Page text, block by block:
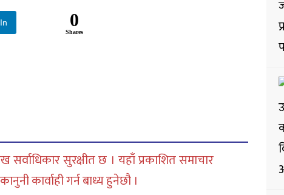
0
Shares
सुरक्षीत छ । यहाँ प्रकाशित समाचार
कार्वाही गर्न बाध्य हुनेछौ ।